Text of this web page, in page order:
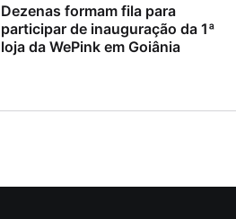
Dezenas formam fila para
participar de inauguração da 1ª
loja da WePink em Goiânia